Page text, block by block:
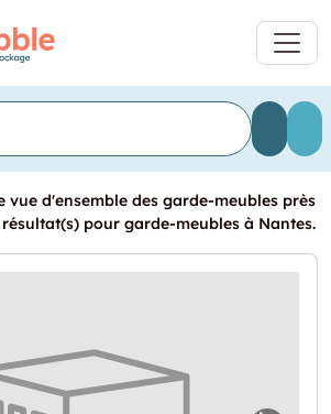
vue d'ensemble des garde-meubles près
pour garde-meubles à Nantes.